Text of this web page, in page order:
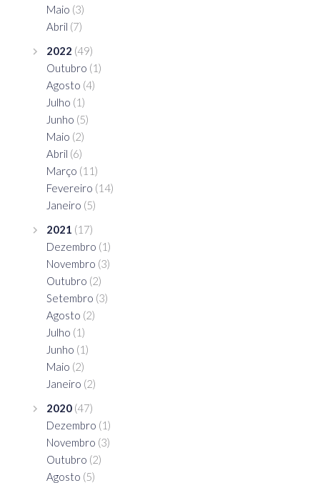
Maio (3)
Abril (7)
2022 (49)
Outubro (1)
Agosto (4)
Julho (1)
Junho (5)
Maio (2)
Abril (6)
Março (11)
Fevereiro (14)
Janeiro (5)
2021 (17)
Dezembro (1)
Novembro (3)
Outubro (2)
Setembro (3)
Agosto (2)
Julho (1)
Junho (1)
Maio (2)
Janeiro (2)
2020 (47)
Dezembro (1)
Novembro (3)
Outubro (2)
Agosto (5)